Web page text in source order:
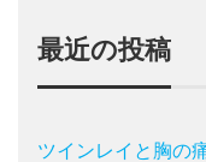
最近の投稿
ツインレイと胸の